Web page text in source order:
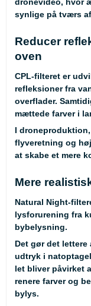
synlige på tværs
Reducer
oven
CPL-filteret er
refleksioner fra
overflader.
mættede farver i
I
flyveretning og
at skabe et mere
Mere
Natural Night-
lysforurening fra
bybelysning.
Det gør det
udtryk i
let bliver påvirket
renere farver og
bylys.